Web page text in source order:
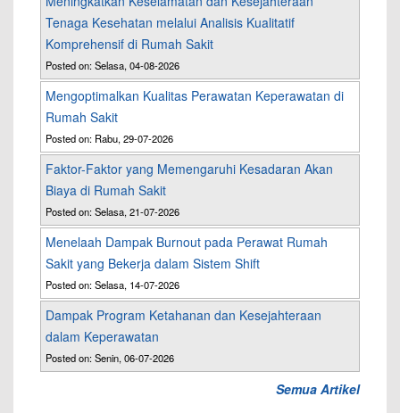
Tenaga Kesehatan melalui Analisis Kualitatif
Komprehensif di Rumah Sakit
Posted on: Selasa, 04-08-2026
Mengoptimalkan Kualitas Perawatan Keperawatan di
Rumah Sakit
Posted on: Rabu, 29-07-2026
Faktor-Faktor yang Memengaruhi Kesadaran Akan
Biaya di Rumah Sakit
Posted on: Selasa, 21-07-2026
Menelaah Dampak Burnout pada Perawat Rumah
Sakit yang Bekerja dalam Sistem Shift
Posted on: Selasa, 14-07-2026
Dampak Program Ketahanan dan Kesejahteraan
dalam Keperawatan
Posted on: Senin, 06-07-2026
Semua Artikel